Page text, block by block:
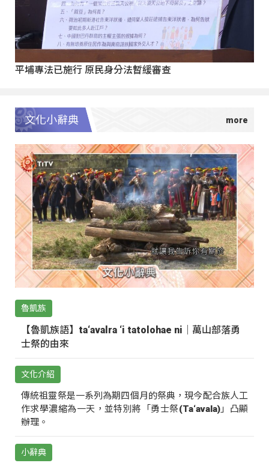
平埔專法已施行 原民身分法暫緩審查
文化小辭典
魯凱族
【魯凱族語】ta‘avalra ‘i tatolohae ni｜萬山部落勇
士祭的由來
文化介紹
傳統祖靈祭是一系列為期四個月的祭典，現今配合族人工
作求學濃縮為一天，並特別將「勇士祭(Ta‘avala)」凸顯
辦理。
小辭典